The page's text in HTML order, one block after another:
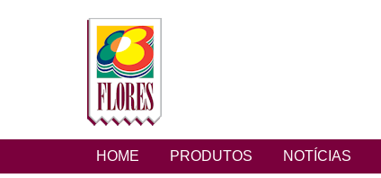
HOME PRODUTOS NOTÍCIAS